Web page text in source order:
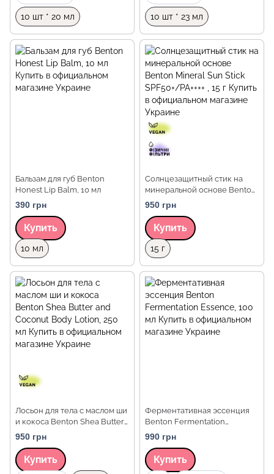
10 шт * 20 мл 10 шт * 23 мл
Бальзам для губ Benton
Honest Lip Balm, 10 мл
390 грн
Купить
Объем
10 мл
Солнцезащитный стик на
минеральной основе Benton
Mineral Sun Stick
SPF50+/PA++++ , 15 г
950 грн
Купить
Объем
15 г
Лосьон для тела с маслом ши
и кокоса Benton Shea Butter
and Coconut Body Lotion, 250
950 грн
Купить
Объем
Ферментативная эссенция
Benton Fermentation
Essence, 100 мл
990 грн
Купить
Объем